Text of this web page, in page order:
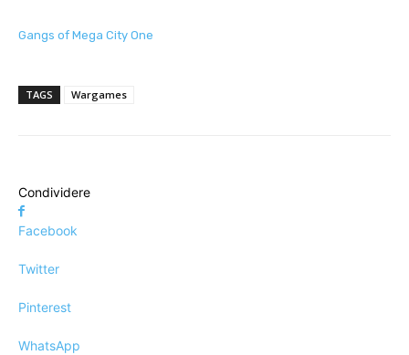
Gangs of Mega City One
TAGS Wargames
Condividere
Facebook
Twitter
Pinterest
WhatsApp